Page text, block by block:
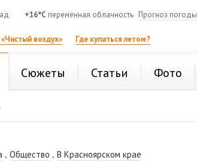
+16°C переменная облачность Прогноз погоды
воздух» Где купаться летом?
Сюжеты Статьи Фото
,Общество ,В Красноярском крае